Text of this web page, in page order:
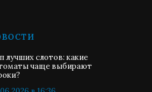
лучших слотов: какие
чаще выбирают